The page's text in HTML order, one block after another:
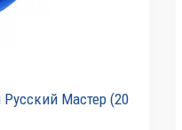
Мастер (20